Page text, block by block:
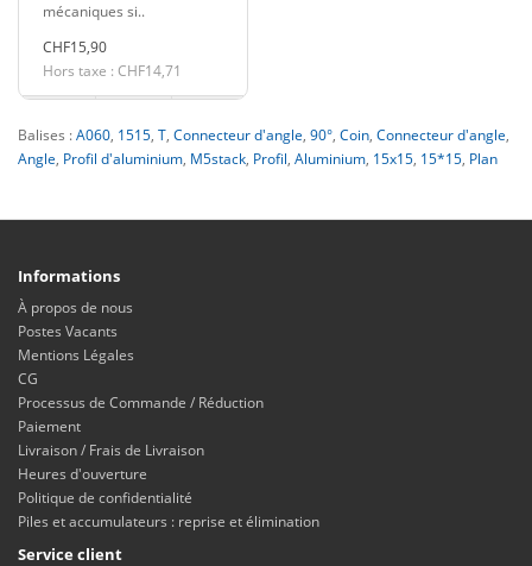
mécaniques si..
CHF15,90
Hors taxe : CHF14,71
Balises :A060, 1515, T, Connecteur d'angle, 90°, Coin, Connecteur d'angle,
Angle, Profil d'aluminium, M5stack, Profil, Aluminium, 15x15, 15*15, Plan
Informations
À propos de nous
Postes Vacants
Mentions Légales
CG
Processus de Commande / Réduction
Paiement
Livraison / Frais de Livraison
Heures d'ouverture
Politique de confidentialité
Piles et accumulateurs : reprise et élimination
Service client